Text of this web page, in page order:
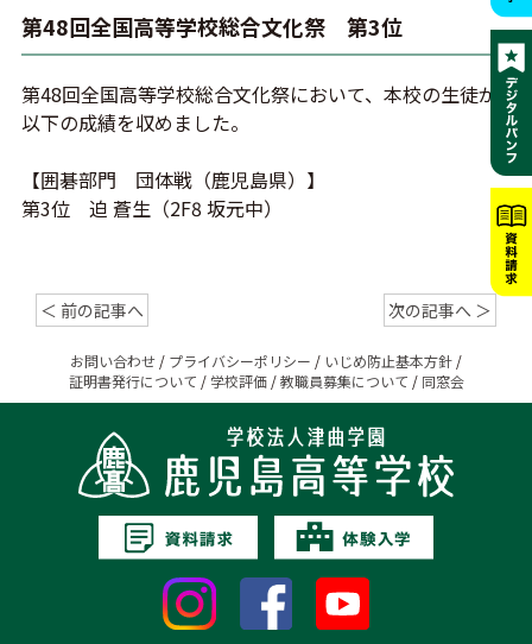
第48回全国高等学校総合文化祭 第3位
第48回全国高等学校総合文化祭において、本校の生徒が
以下の成績を収めました。
【囲碁部門 団体戦（鹿児島県）】
第3位 迫 蒼生（2F8 坂元中）
＜ 前の記事へ 次の記事へ ＞
お問い合わせ / プライバシーポリシー / いじめ防止基本方針 /
証明書発行について / 学校評価/教職員募集について / 同窓会